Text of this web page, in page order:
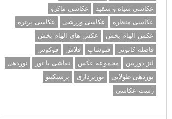
عکاسی سیاه و سفید
عکاسی ماکرو
عکاسی منظره
عکاسی ورزشی
عکاسی پرتره
عکس الهام بخش
عکس های الهام بخش
فاصله کانونی
فتوشاپ فلاش
فوکوس
لنز دوربین
مجموعه عکس نقاشی با نور
نوردهی
نوردهی طولانی
نورپردازی
پرسپکتیو
ژست عکاسی